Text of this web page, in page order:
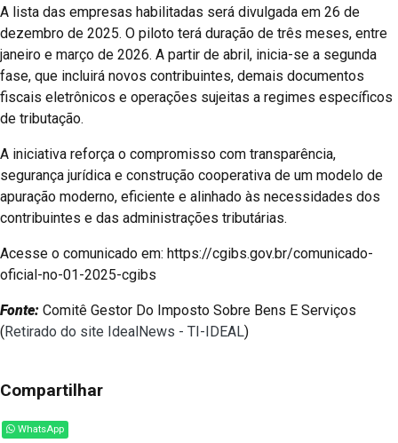
A lista das empresas habilitadas será divulgada em 26 de
dezembro de 2025. O piloto terá duração de três meses, entre
janeiro e março de 2026. A partir de abril, inicia-se a segunda
fase, que incluirá novos contribuintes, demais documentos
fiscais eletrônicos e operações sujeitas a regimes específicos
de tributação.
A iniciativa reforça o compromisso com transparência,
segurança jurídica e construção cooperativa de um modelo de
apuração moderno, eficiente e alinhado às necessidades dos
contribuintes e das administrações tributárias.
Acesse o comunicado em: https://cgibs.gov.br/comunicado-
oficial-no-01-2025-cgibs
Fonte: Comitê Gestor Do Imposto Sobre Bens E Serviços
(Retirado do site IdealNews - TI-IDEAL)
Compartilhar
WhatsApp